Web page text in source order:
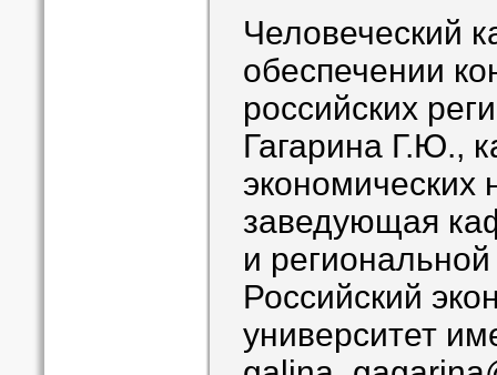
Человеческий
обеспечении
российских
Гагарина Г.Ю.,
экономических
заведующая
и
Российский
университет